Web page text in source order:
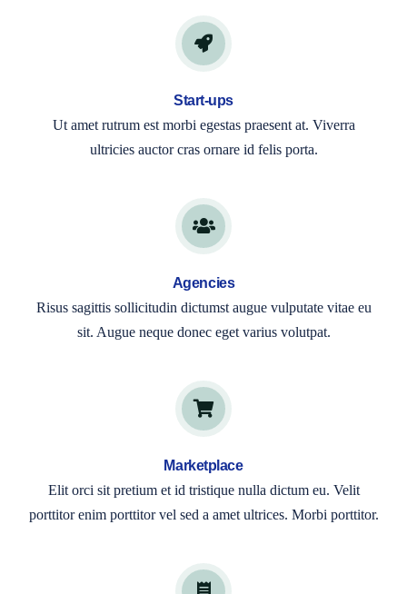
Start-ups
Ut amet rutrum est morbi egestas praesent at. Viverra
ultricies auctor cras ornare id felis porta.
Agencies
Risus sagittis sollicitudin dictumst augue vulputate vitae eu
sit. Augue neque donec eget varius volutpat.
Marketplace
Elit orci sit pretium et id tristique nulla dictum eu. Velit
porttitor enim porttitor vel sed a amet ultrices. Morbi porttitor.